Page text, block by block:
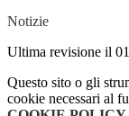
Notizie
Ultima revisione il
Questo sito o gli
cookie necessari al